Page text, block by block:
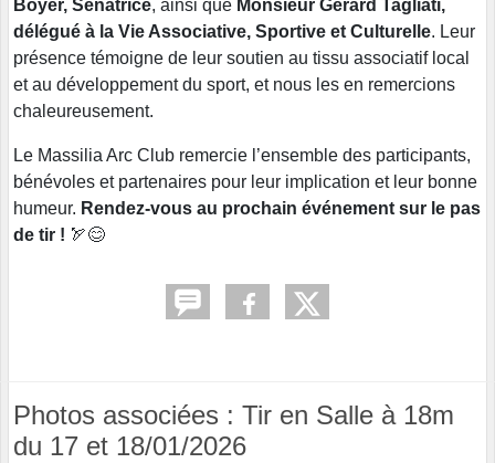
Boyer, Sénatrice, ainsi que Monsieur Gérard Tagliati,
délégué à la Vie Associative, Sportive et Culturelle. Leur
présence témoigne de leur soutien au tissu associatif local
et au développement du sport, et nous les en remercions
chaleureusement.
Le Massilia Arc Club remercie l’ensemble des participants,
bénévoles et partenaires pour leur implication et leur bonne
humeur. Rendez-vous au prochain événement sur le pas
de tir ! 🏹😊
Photos associées : Tir en Salle à 18m
du 17 et 18/01/2026